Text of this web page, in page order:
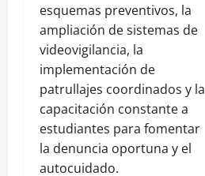
esquemas preventivos, la
ampliación de sistemas de
videovigilancia, la
implementación de
patrullajes coordinados y la
capacitación constante a
estudiantes para fomentar
la denuncia oportuna y el
autocuidado.